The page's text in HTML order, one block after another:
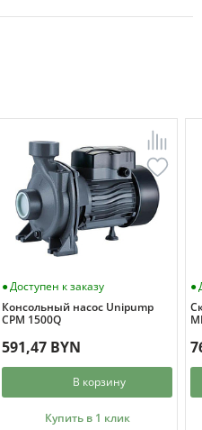
Доступен к заказу
Консольный насос Unipump
CPM 1500Q
591,47 BYN
В корзину
Купить в 1 клик